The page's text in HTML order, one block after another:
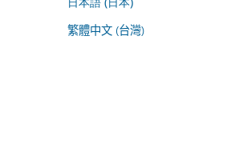
繁體中文 (台灣)